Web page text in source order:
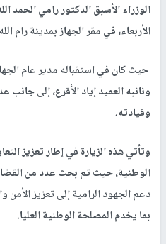
الوزراء الأسبق الدكتور رامي الحمد
الأربعاء، في مقر الجهاز بمدينة رام
حيث كان في استقباله مدير عام
ونائبه العميد إياد الأقرع، إلى
وقيادته.
وتأتي هذه الزيارة في إطار تعزيز
الوطنية، حيث تم بحث عدد من
دعم الجهود الرامية إلى تعزيز الأمن
بما يخدم المصلحة الوطنية العليا.